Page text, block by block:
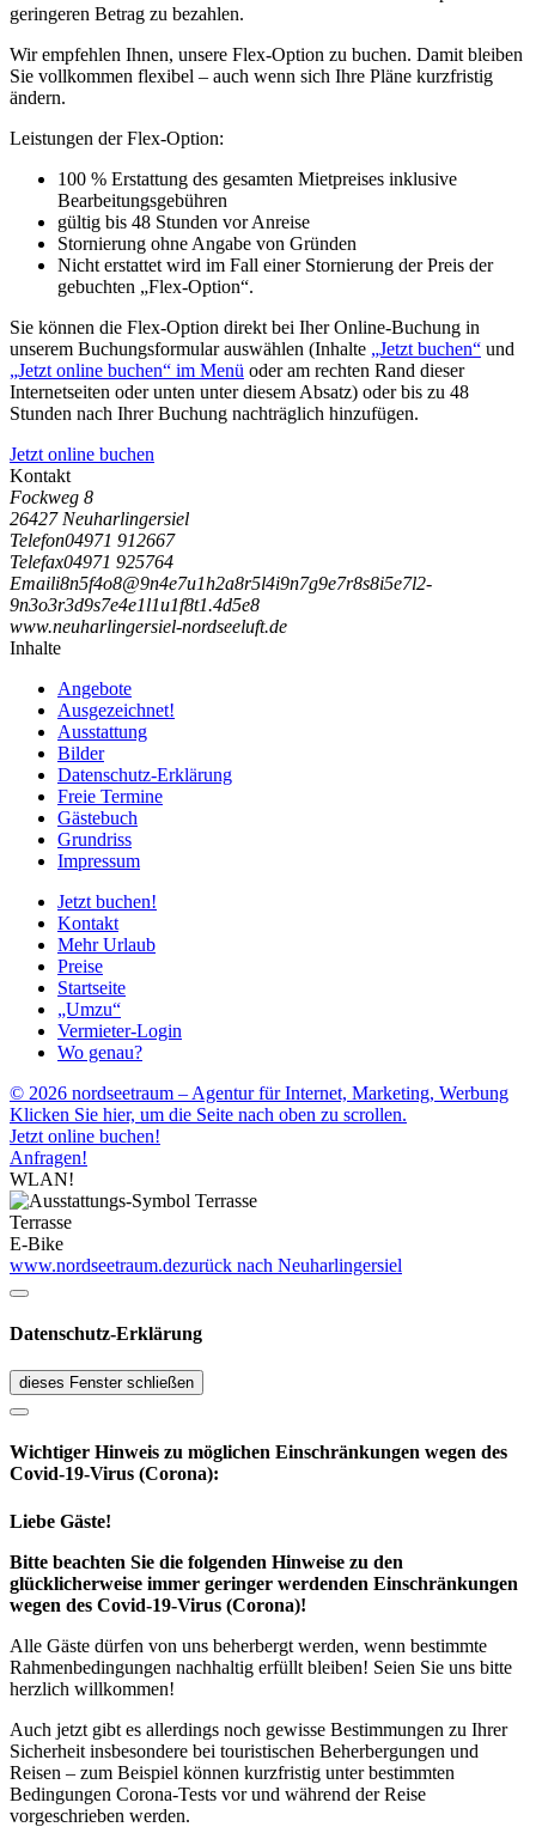
geringeren Betrag zu bezahlen.
Wir empfehlen Ihnen, unsere Flex-Option zu buchen. Damit bleiben
Sie vollkommen flexibel – auch wenn sich Ihre Pläne kurzfristig
ändern.
Leistungen der Flex-Option:
100 % Erstattung des gesamten Mietpreises inklusive
Bearbeitungsgebühren
gültig bis 48 Stunden vor Anreise
Stornierung ohne Angabe von Gründen
Nicht erstattet wird im Fall einer Stornierung der Preis der
gebuchten „Flex-Option“.
Sie können die Flex-Option direkt bei Iher Online-Buchung in
unserem Buchungsformular auswählen (Inhalte „Jetzt buchen“ und
„Jetzt online buchen“ im Menü oder am rechten Rand dieser
Internetseiten oder unten unter diesem Absatz) oder bis zu 48
Stunden nach Ihrer Buchung nachträglich hinzufügen.
Jetzt online buchen
Kontakt
Fockweg 8
26427 Neuharlingersiel
Telefon04971 912667
Telefax04971 925764
Emaili8n5f4o8@9n4e7u1h2a8r5l4i9n7g9e7r8s8i5e7l2-
9n3o3r3d9s7e4e1l1u1f8t1.4d5e8
www.neuharlingersiel-nordseeluft.de
Inhalte
Angebote
Ausgezeichnet!
Ausstattung
Bilder
Datenschutz-Erklärung
Freie Termine
Gästebuch
Grundriss
Impressum
Jetzt buchen!
Kontakt
Mehr Urlaub
Preise
Startseite
„Umzu“
Vermieter-Login
Wo genau?
© 2026 nordseetraum – Agentur für Internet, Marketing, Werbung
Klicken Sie hier, um die Seite nach oben zu scrollen.
Jetzt online buchen!
Anfragen!
WLAN!
Terrasse
E-Bike
www.nordseetraum.dezurück nach Neuharlingersiel
Datenschutz-Erklärung
dieses Fenster schließen
Wichtiger Hinweis zu möglichen Ein­schränk­ungen wegen des
Covid-19-Virus (Corona):
Liebe Gäste!
Bitte beachten Sie die folgenden Hinweise zu den
glücklicherweise immer geringer werdenden Einschränkungen
wegen des Covid-19-Virus (Corona)!
Alle Gäste dürfen von uns beherbergt werden, wenn bestimmte
Rahmenbedingungen nachhaltig erfüllt bleiben! Seien Sie uns bitte
herzlich willkommen!
Auch jetzt gibt es allerdings noch gewisse Bestimmungen zu Ihrer
Sicherheit insbesondere bei touristischen Beherbergungen und
Reisen – zum Beispiel können kurzfristig unter bestimmten
Bedingungen Corona-Tests vor und während der Reise
vorgeschrieben werden.